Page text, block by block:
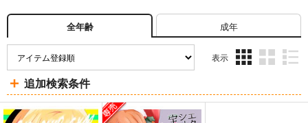
全年齢 成年
表示
ム
表
ム
表
ム
表
追加検索条件